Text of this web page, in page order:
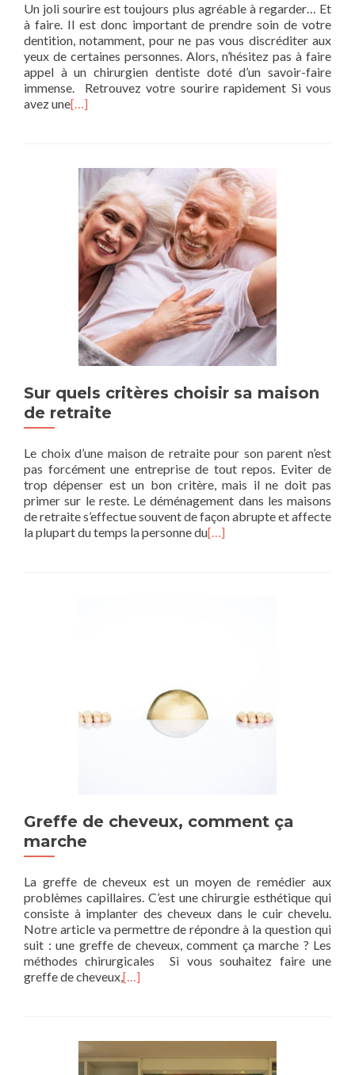
Un joli sourire est toujours plus agréable à regarder… Et
à faire. Il est donc important de prendre soin de votre
dentition, notamment, pour ne pas vous discréditer aux
yeux de certaines personnes. Alors, n’hésitez pas à faire
appel à un chirurgien dentiste doté d’un savoir-faire
immense. Retrouvez votre sourire rapidement Si vous
avez une[…]
Sur quels critères choisir sa maison
de retraite
Le choix d’une maison de retraite pour son parent n’est
pas forcément une entreprise de tout repos. Eviter de
trop dépenser est un bon critère, mais il ne doit pas
primer sur le reste. Le déménagement dans les maisons
de retraite s’effectue souvent de façon abrupte et affecte
la plupart du temps la personne du[…]
Greffe de cheveux, comment ça
marche
La greffe de cheveux est un moyen de remédier aux
problèmes capillaires. C’est une chirurgie esthétique qui
consiste à implanter des cheveux dans le cuir chevelu.
Notre article va permettre de répondre à la question qui
suit : une greffe de cheveux, comment ça marche ? Les
méthodes chirurgicales Si vous souhaitez faire une
greffe de cheveux,[…]